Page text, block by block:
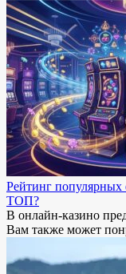
Рейтинг популярных
ТОП?
В онлайн-казино
Вам также может